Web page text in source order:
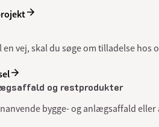
vej, skal du søge om tilladelse
og restprodukter
bygge- og anlægsaffald